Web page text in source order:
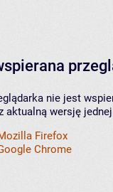
nie jest
aktualną wersję
Firefox
Chrome